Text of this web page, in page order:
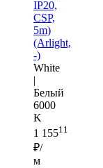
IP20,
CSP,
5m)
(Arlight,
-)
White
|
Белый
6000
K
1 15511
₽/
м